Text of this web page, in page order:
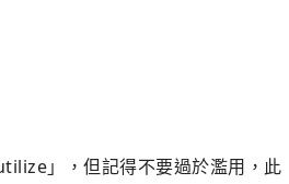
」，但記得不要過於濫用，此